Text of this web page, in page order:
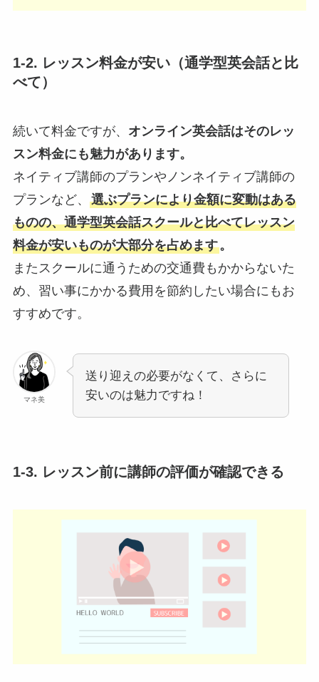
1-2. レッスン料金が安い（通学型英会話と比
べて）
続いて料金ですが、 オンライン英会話はそのレッ
スン料金にも魅力があります。
ネイティブ講師のプランやノンネイティブ講師の
プランなど、 選ぶプランにより金額に変動はある
ものの、通学型英会話スクールと比べてレッスン
料金が安いものが大部分を占めます。
またスクールに通うための交通費もかからないた
め、習い事にかかる費用を節約したい場合にもお
すすめです。
マネ美
送り迎えの必要がなくて、さらに
安いのは魅力ですね！
1-3. レッスン前に講師の評価が確認できる